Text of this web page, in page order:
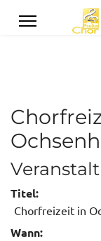
Titel:
Chorfreizeit in
Wann: